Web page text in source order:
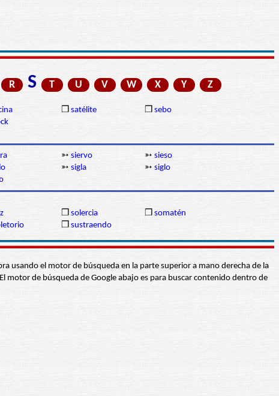
R S T U V W X Y Z
❒ satélite ❒ sebo
➳ siervo ➳ sieso
➳ sigla ➳ siglo
❒ solercia ❒ somatén
❒ sustraendo
usando el motor de búsqueda en la parte superior a mano derecha de la
motor de búsqueda de Google abajo es para buscar contenido dentro de